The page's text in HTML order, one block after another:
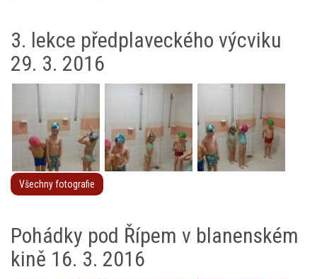
3. lekce předplaveckého výcviku
29. 3. 2016
Všechny fotografie
Pohádky pod Řípem v blanenském
kině 16. 3. 2016